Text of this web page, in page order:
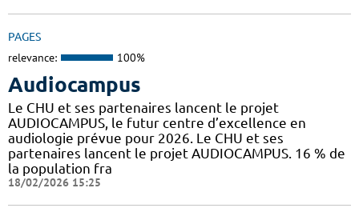
PAGES
relevance: 100%
Audiocampus
Le CHU et ses partenaires lancent le projet
AUDIOCAMPUS, le futur centre d’excellence en
audiologie prévue pour 2026. Le CHU et ses
partenaires lancent le projet AUDIOCAMPUS. 16 % de
la population fra
18/02/2026 15:25